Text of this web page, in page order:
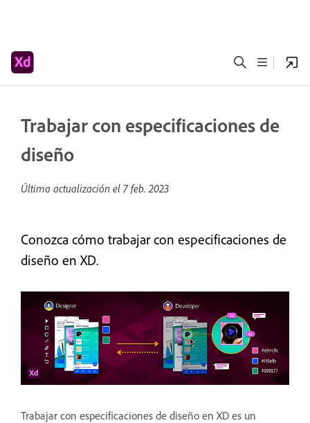
Trabajar con especificaciones de
diseño
Última actualización el 7 feb. 2023
Conozca cómo trabajar con especificaciones de
diseño en XD.
Trabajar con especificaciones de diseño en XD es un